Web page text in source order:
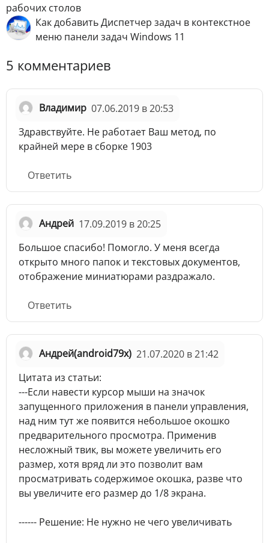
рабочих столов
Как добавить Диспетчер задач в контекстное
меню панели задач Windows 11
5 комментариев
Владимир 07.06.2019 в 20:53
Здравствуйте. Не работает Ваш метод, по
крайней мере в сборке 1903
Ответить
Андрей 17.09.2019 в 20:25
Большое спасибо! Помогло. У меня всегда
открыто много папок и текстовых документов,
отображение миниатюрами раздражало.
Ответить
Андрей(android79x) 21.07.2020 в 21:42
Цитата из статьи:
---Если навести курсор мыши на значок
запущенного приложения в панели управления,
над ним тут же появится небольшое окошко
предварительного просмотра. Применив
несложный твик, вы можете увеличить его
размер, хотя вряд ли это позволит вам
просматривать содержимое окошка, разве что
вы увеличите его размер до 1/8 экрана.
------ Решение: Не нужно не чего увеличивать